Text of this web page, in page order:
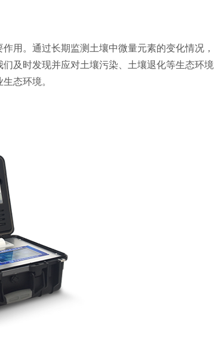
。通过长期监测土壤中微量元素的变化情况，
及时发现并应对土壤污染、土壤退化等生态环境
态环境。